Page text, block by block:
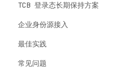
TCB 登录态长期保持方案
企业身份源接入
最佳实践
常见问题